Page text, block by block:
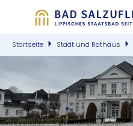
Startseite Stadt und Rathaus